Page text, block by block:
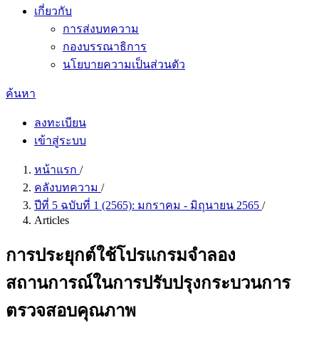
เกี่ยวกับ
การส่งบทความ
กองบรรณาธิการ
นโยบายความเป็นส่วนตัว
ค้นหา
ลงทะเบียน
เข้าสู่ระบบ
หน้าแรก /
คลังบทความ /
ปีที่ 5 ฉบับที่ 1 (2565): มกราคม - มิถุนายน 2565 /
Articles
การประยุกต์ใช้โปรแกรมจำลอง
สถานการณ์ในการปรับปรุงกระบวนการ
ตรวจสอบคุณภาพ